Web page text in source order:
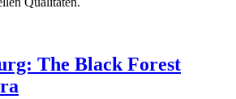
The Black Forest